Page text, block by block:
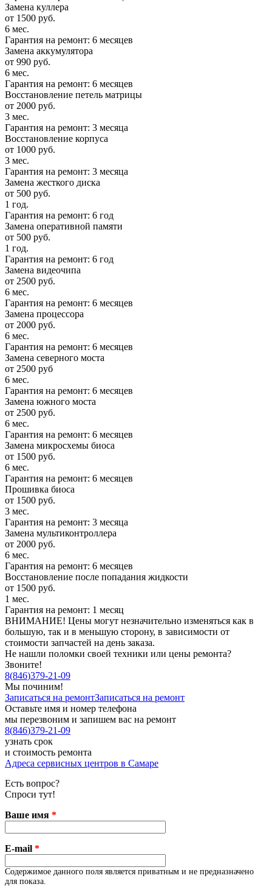
Замена куллера
от 1500 руб.
6 мес.
Гарантия на ремонт: 6 месяцев
Замена аккумулятора
от 990 руб.
6 мес.
Гарантия на ремонт: 6 месяцев
Восстановление петель матрицы
от 2000 руб.
3 мес.
Гарантия на ремонт: 3 месяца
Восстановление корпуса
от 1000 руб.
3 мес.
Гарантия на ремонт: 3 месяца
Замена жесткого диска
от 500 руб.
1 год.
Гарантия на ремонт: 6 год
Замена оперативной памяти
от 500 руб.
1 год.
Гарантия на ремонт: 6 год
Замена видеочипа
от 2500 руб.
6 мес.
Гарантия на ремонт: 6 месяцев
Замена процессора
от 2000 руб.
6 мес.
Гарантия на ремонт: 6 месяцев
Замена северного моста
от 2500 руб
6 мес.
Гарантия на ремонт: 6 месяцев
Замена южного моста
от 2500 руб.
6 мес.
Гарантия на ремонт: 6 месяцев
Замена микросхемы биоса
от 1500 руб.
6 мес.
Гарантия на ремонт: 6 месяцев
Прошивка биоса
от 1500 руб.
3 мес.
Гарантия на ремонт: 3 месяца
Замена мультиконтроллера
от 2000 руб.
6 мес.
Гарантия на ремонт: 6 месяцев
Восстановление после попадания жидкости
от 1500 руб.
1 мес.
Гарантия на ремонт: 1 месяц
ВНИМАНИЕ! Цены могут незначительно изменяться как в
большую, так и в меньшую сторону, в зависимости от
стоимости запчастей на день заказа.
Не нашли поломки своей техники или цены ремонта?
Звоните!
8(846)379-21-09
Мы починим!
Записаться на ремонтЗаписаться на ремонт
Оставьте имя и номер телефона
мы перезвоним и запишем вас на ремонт
8(846)379-21-09
узнать срок
и стоимость ремонта
Адреса сервисных центров в Самаре
Есть вопрос?
Спроси тут!
Ваше имя *
E-mail *
Содержимое данного поля является приватным и не предназначено
для показа.